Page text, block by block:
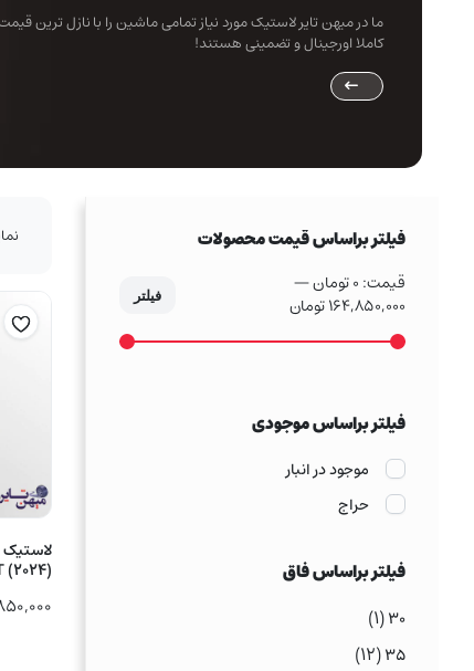
ما در میهن تایر لاستیک مورد نیاز تمامی ماشین را با نازل ترین
کاملا اورجینال و تضمینی هستند!
نمایش
(2024)
فیلتر براساس قیمت محصولات
قیمت
قیمت
فیلتر قیمت: 0 تومان
—
164,850,000 تومان
فیلتر براساس موجودی
موجود در انبار
حراج
فیلتر براساس فاق
۳۰(۱)
۳۵(۱۲)